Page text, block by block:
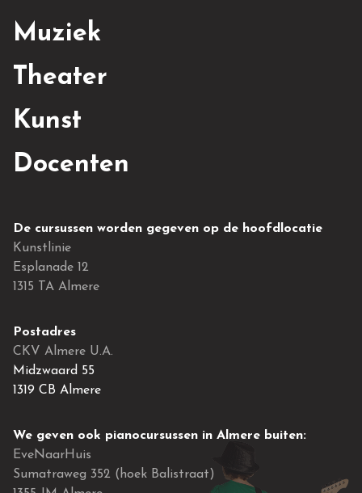
Muziek
Theater
Kunst
Docenten
De cursussen worden gegeven op de hoofdlocatie
Kunstlinie
Esplanade 12
1315 TA Almere
Postadres
CKV Almere U.A.
Midzwaard 55
1319 CB Almere
We geven ook pianocursussen in Almere buiten:
EveNaarHuis
Sumatraweg 352 (hoek Balistraat)